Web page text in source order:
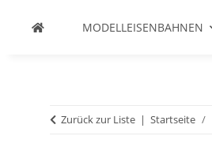
MODELLEISENBAHNEN
Zurück zur Liste Startseite